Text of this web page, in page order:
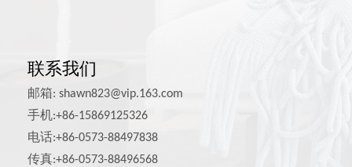
联系我们
邮箱: shawn823@vip.163.com
手机:+86-15869125326
电话:+86-0573-88497838
传真:+86-0573-88496568